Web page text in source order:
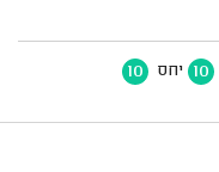
10 יחס 10